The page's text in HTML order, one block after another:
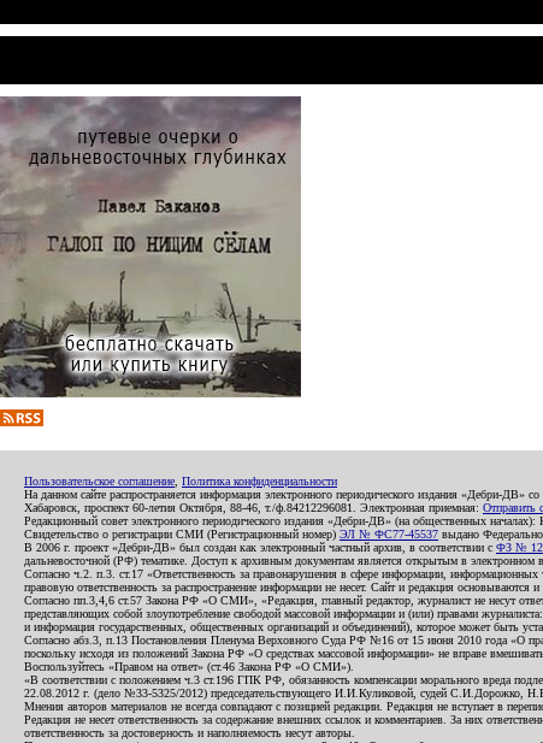
Пользовательское соглашение Политика конфиденциальности
На данном сайте распространяется информация электронного периодического издания «Дебри-
Хабаровск, проспект 60-летия Октября, 88-46, т./ф.84212296081. Электронная приемная: Отправить
Редакционный совет электронного периодического издания «Дебри-ДВ» (на
Свидетельство о регистрации СМИ (Регистрационный номер) ЭЛ № ФС77-45537 выдано
В 2006 г. проект «Дебри-ДВ» был создан как электронный частный архив, в соответствии с ФЗ № 125
дальневосточной (РФ) тематике. Доступ к архивным документам является открытым в электронном
Согласно ч.2. п.3. ст.17 «Ответственность за правонарушения в сфере информации,
правовую ответственность за распространение информации не несет. Сайт и редакция
Согласно пп.3,4,6 ст.57 Закона РФ «О СМИ», «Редакция, главный редактор, журналист не несут
представляющих собой злоупотребление свободой массовой информации и (или) правами
и информация государственных, общественных организаций и объединений), которое может быть
Согласно абз.3, п.13 Постановления Пленума Верховного Суда РФ №16 от 15 июня 2010 года «О
поскольку исходя из положений Закона РФ «О средствах массовой информации» не вправе
Воспользуйтесь «Правом на ответ» (ст.46 Закона РФ «О СМИ»).
«В соответствии с положением ч.3 ст.196 ГПК РФ, обязанность компенсации морального вреда
22.08.2012 г. (дело №33-5325/2012) председательствующего И.И.Куликовой, судей С.И.Дорожко,
Мнения авторов материалов не всегда совпадают с позицией редакции. Редакция не вступает в
Редакция не несет ответственность за содержание внешних ссылок и комментариев. За них
ответственность за достоверность и наполняемость несут авторы.